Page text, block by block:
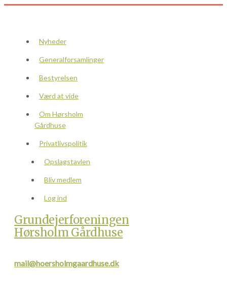
Nyheder
Generalforsamlinger
Bestyrelsen
Værd at vide
Om Hørsholm
Gårdhuse
Privatlivspolitik
Opslagstavlen
Bliv medlem
Log ind
Grundejerforeningen
Hørsholm Gårdhuse
mail@hoersholmgaardhuse.dk